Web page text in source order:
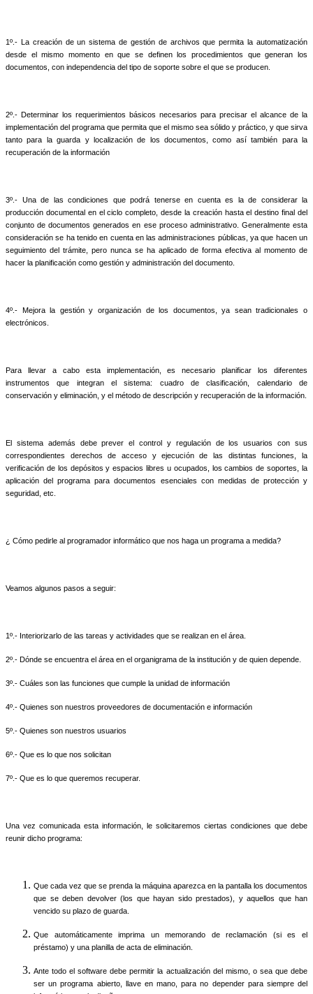
1º.- La creación de un sistema de gestión de archivos que permita la automatización
desde el mismo momento en que se definen los procedimientos que generan los
documentos, con independencia del tipo de soporte sobre el que se producen.
2º.- Determinar los requerimientos básicos necesarios para precisar el alcance de la
implementación del programa que permita que el mismo sea sólido y práctico, y que sirva
tanto para la guarda y localización de los documentos, como así también para la
recuperación de la información
3º.- Una de las condiciones que podrá tenerse en cuenta es la de considerar la
producción documental en el ciclo completo, desde la creación hasta el destino final del
conjunto de documentos generados en ese proceso administrativo. Generalmente esta
consideración se ha tenido en cuenta en las administraciones públicas, ya que hacen un
seguimiento del trámite, pero nunca se ha aplicado de forma efectiva al momento de
hacer la planificación como gestión y administración del documento.
4º.- Mejora la gestión y organización de los documentos, ya sean tradicionales o
electrónicos.
Para llevar a cabo esta implementación, es necesario planificar los diferentes
instrumentos que integran el sistema: cuadro de clasificación, calendario de
conservación y eliminación, y el método de descripción y recuperación de la información.
El sistema además debe prever el control y regulación de los usuarios con sus
correspondientes derechos de acceso y ejecución de las distintas funciones, la
verificación de los depósitos y espacios libres u ocupados, los cambios de soportes, la
aplicación del programa para documentos esenciales con medidas de protección y
seguridad, etc.
¿ Cómo pedirle al programador informático que nos haga un programa a medida?
Veamos algunos pasos a seguir:
1º.- Interiorizarlo de las tareas y actividades que se realizan en el área.
2º.- Dónde se encuentra el área en el organigrama de la institución y de quien depende.
3º.- Cuáles son las funciones que cumple la unidad de información
4º.- Quienes son nuestros proveedores de documentación e información
5º.- Quienes son nuestros usuarios
6º.- Que es lo que nos solicitan
7º.- Que es lo que queremos recuperar.
Una vez comunicada esta información, le solicitaremos ciertas condiciones que debe
reunir dicho programa:
Que cada vez que se prenda la máquina aparezca en la pantalla los documentos
que se deben devolver (los que hayan sido prestados), y aquellos que han
vencido su plazo de guarda.
Que automáticamente imprima un memorando de reclamación (si es el
préstamo) y una planilla de acta de eliminación.
Ante todo el software debe permitir la actualización del mismo, o sea que debe
ser un programa abierto, llave en mano, para no depender para siempre del